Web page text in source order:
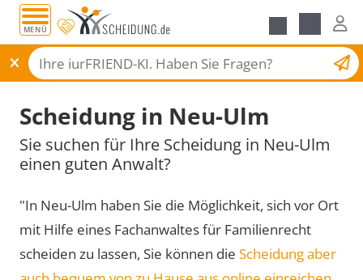
MENÜ
Scheidungsantrag
Scheidung in Neu-Ulm
Sie suchen für Ihre Scheidung in Neu-Ulm
einen guten Anwalt?
"In Neu-Ulm haben Sie die Möglichkeit, sich vor Ort
mit Hilfe eines Fachanwaltes für Familienrecht
scheiden zu lassen, Sie können die Scheidung aber